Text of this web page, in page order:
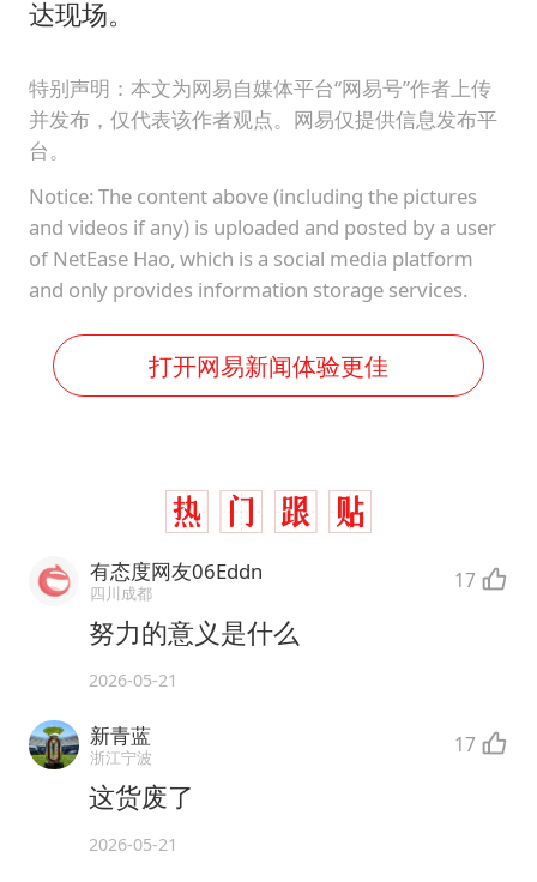
达现场。
特别声明：本文为网易自媒体平台“网易号”作者上传
并发布，仅代表该作者观点。网易仅提供信息发布平
台。
Notice: The content above (including the pictures
and videos if any) is uploaded and posted by a user
of NetEase Hao, which is a social media platform
and only provides information storage services.
打开网易新闻体验更佳
有态度网友06Eddn
四川成都 17
努力的意义是什么
2026-05-21
新青蓝
浙江宁波 17
这货废了
2026-05-21